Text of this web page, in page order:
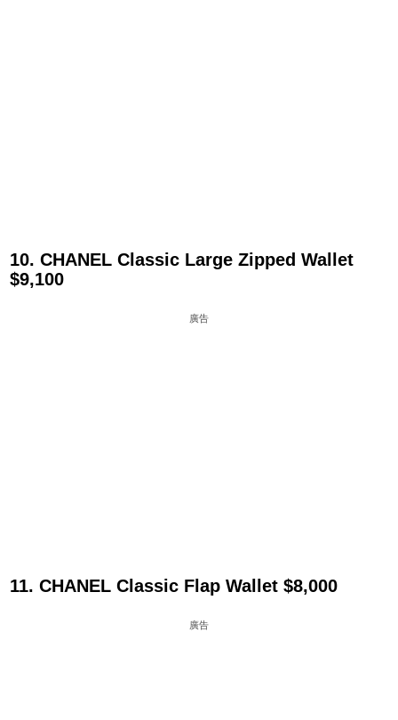
10. CHANEL Classic Large Zipped Wallet
$9,100
廣告
11. CHANEL Classic Flap Wallet $8,000
廣告